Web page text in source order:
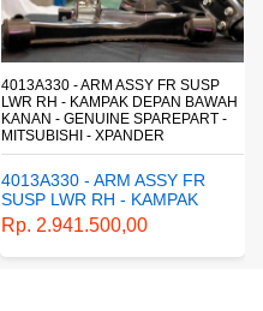
4162A413 - SHOCK ABSORBER RR
SUSP - SUSPENSI BELAKANG -
SHOCKBREAKER BELAKANG -
GENUINE SPAREPART -
MITSUBISHI - XPANDER
4162A413 - SHOCK
ABSORBER RR SUSP -
SUSPENSI BELAKANG -
SHOCKBREAKER BELAKANG
Rp. 1.198.800,00